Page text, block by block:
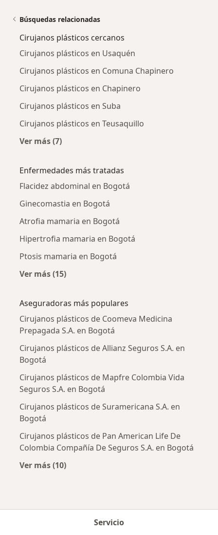
Búsquedas relacionadas
Cirujanos plásticos cercanos
Cirujanos plásticos en Usaquén
Cirujanos plásticos en Comuna Chapinero
Cirujanos plásticos en Chapinero
Cirujanos plásticos en Suba
Cirujanos plásticos en Teusaquillo
Ver más (7)
Enfermedades más tratadas
Flacidez abdominal en Bogotá
Ginecomastia en Bogotá
Atrofia mamaria en Bogotá
Hipertrofia mamaria en Bogotá
Ptosis mamaria en Bogotá
Ver más (15)
Aseguradoras más populares
Cirujanos plásticos de Coomeva Medicina
Prepagada S.A. en Bogotá
Cirujanos plásticos de Allianz Seguros S.A. en
Bogotá
Cirujanos plásticos de Mapfre Colombia Vida
Seguros S.A. en Bogotá
Cirujanos plásticos de Suramericana S.A. en
Bogotá
Cirujanos plásticos de Pan American Life De
Colombia Compañía De Seguros S.A. en Bogotá
Ver más (10)
Servicio